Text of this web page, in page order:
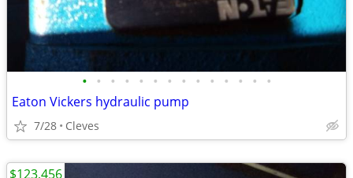
• • • • • • • • • • • • • •
Eaton Vickers hydraulic pump
7/28 Cleves
$123,456